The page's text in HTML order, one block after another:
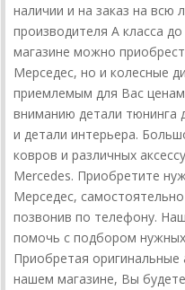
наличии и на заказ на всю
производителя А класса
магазине можно
Мерседес, но и колесные
приемлемым для Вас
вниманию детали тюнинга
и детали интерьера.
ковров и различных
Mercedes. Приобретите
Мерседес,
позвонив по телефону.
помочь с подбором нужных
Приобретая оригинальные
нашем магазине, Вы